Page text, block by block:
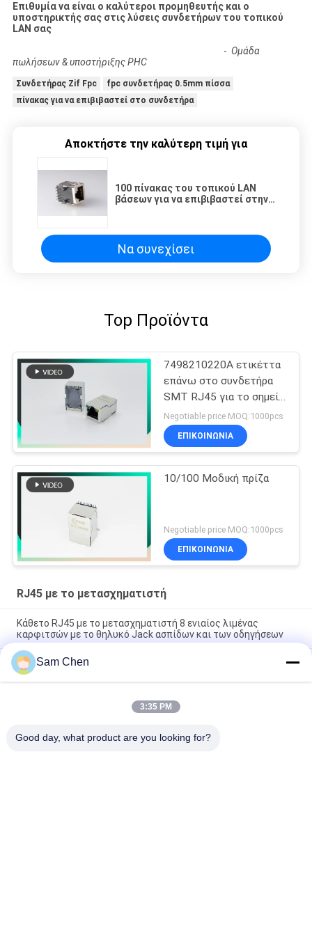
Επιθυμία να είναι ο καλύτεροι προμηθευτής και ο
υποστηρικτής σας στις λύσεις συνδετήρων του τοπικού
LAN σας
- Ομάδα
πωλήσεων & υποστήριξης PHC
Συνδετήρας Zif Fpc
fpc συνδετήρας 0.5mm πίσσα
πίνακας για να επιβιβαστεί στο συνδετήρα
Αποκτήστε την καλύτερη τιμή για
100 πίνακας του τοπικού LAN
βάσεων για να επιβιβαστεί στην
Να συνεχίσει
Top Προϊόντα
7498210220A ετικέττα
επάνω στο συνδετήρα
SMT RJ45 για το σημείο
εισόδου rmt-462a-12f6-
GY
Negotiable price MOQ:1000pcs
ΕΠΙΚΟΙΝΩΝΊΑ
10/100 Μοδική πρίζα
Negotiable price MOQ:1000pcs
ΕΠΙΚΟΙΝΩΝΊΑ
RJ45 με το μετασχηματιστή
Κάθετο RJ45 με το μετασχηματιστή 8 ενιαίος λιμένας
καρφιτσών με το θηλυκό Jack ασπίδων και των οδηγήσεων
συνδετήρας Fpc Zif 10/100 ΒΑΣΗ 1x1 χωρίς RMS-007a-08w6-
NL-μ των οδηγήσεων
Gree Rj45 με το μετασχηματιστή, ενιαίος λιμένας Giga
σωστής γωνίας Rj45 ετικέττα-επάνω σε ενσωματωμένο
Sam Chen
3:35 PM
Good day, what product are you looking for?